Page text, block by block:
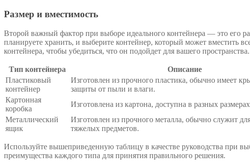
Размер и вместимость
Второй важный фактор при выборе идеального контейнера — это его
планируете хранить, и выберите контейнер, который может вместить
контейнера, чтобы убедиться, что он подойдет для вашего пространства.
Тип контейнера Описание
Пластиковый
контейнер
Изготовлен из прочного пластика, обычно имеет
защиты от пыли и влаги.
Картонная
коробка
Изготовлена из картона, доступна в разных
Металлический
ящик
Изготовлен из прочного металла, обычно служит
тяжелых предметов.
Используйте вышеприведенную таблицу в качестве руководства при
преимущества каждого типа для принятия правильного решения.